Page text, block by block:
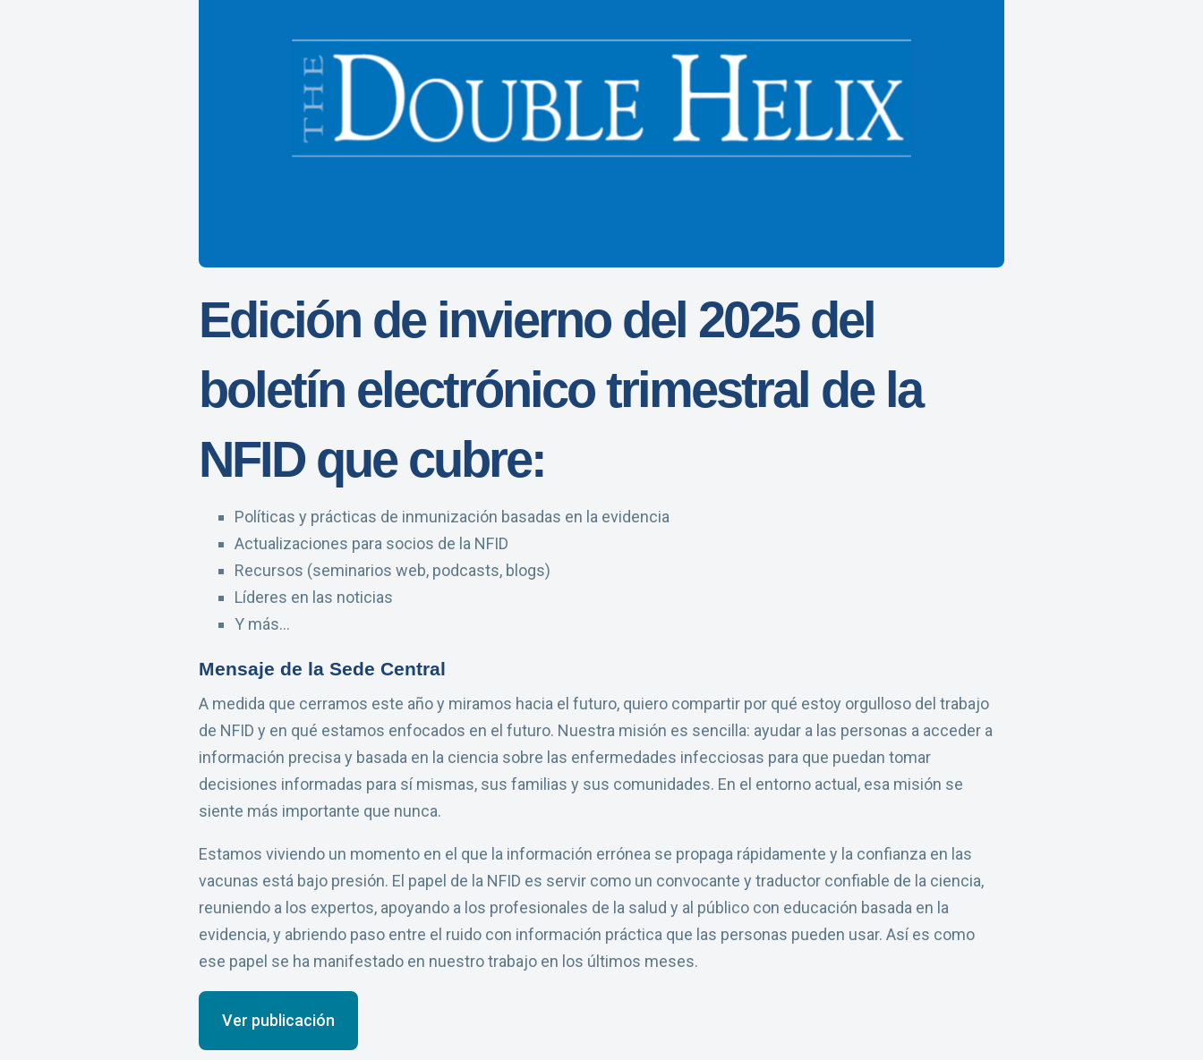
Edición de invierno del 2025 del
boletín electrónico trimestral de la
NFID que cubre:
Políticas y prácticas de inmunización basadas en la evidencia
Actualizaciones para socios de la NFID
Recursos (seminarios web, podcasts, blogs)
Líderes en las noticias
Y más...
Mensaje de la Sede Central
A medida que cerramos este año y miramos hacia el futuro, quiero compartir por qué estoy orgulloso del trabajo
de NFID y en qué estamos enfocados en el futuro. Nuestra misión es sencilla: ayudar a las personas a acceder a
información precisa y basada en la ciencia sobre las enfermedades infecciosas para que puedan tomar
decisiones informadas para sí mismas, sus familias y sus comunidades. En el entorno actual, esa misión se
siente más importante que nunca.
Estamos viviendo un momento en el que la información errónea se propaga rápidamente y la confianza en las
vacunas está bajo presión. El papel de la NFID es servir como un convocante y traductor confiable de la ciencia,
reuniendo a los expertos, apoyando a los profesionales de la salud y al público con educación basada en la
evidencia, y abriendo paso entre el ruido con información práctica que las personas pueden usar. Así es como
ese papel se ha manifestado en nuestro trabajo en los últimos meses.
Ver publicación